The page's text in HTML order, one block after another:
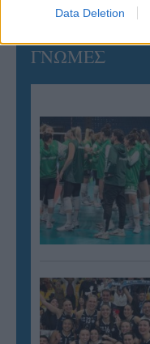
Data Deletion
ΓΝΩΜΕΣ